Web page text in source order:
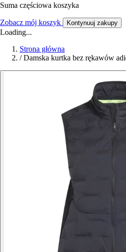
Suma częściowa koszyka
Zobacz mój koszyk Kontynuuj zakupy
Loading...
Strona główna
/ Damska kurtka bez rękawów